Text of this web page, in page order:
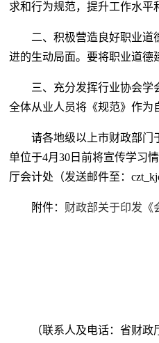
求和行为规范，提升工作水
二、积极营造良好职业道德
进的生动局面。要将职业道德
三、充分发挥行业协会学会
全体从业人员将《规范》作为
请各地级以上市财政部门于
单位于4月30日前将宣传学习
厅会计处（发送邮件至：
附件： 财政部关于印发《
（联系人及电话：省财政厅